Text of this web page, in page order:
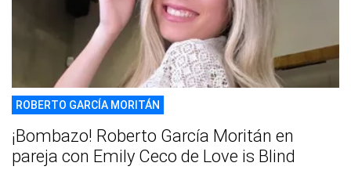
ROBERTO GARCÍA MORITÁN
¡Bombazo! Roberto García Moritán en
pareja con Emily Ceco de Love is Blind